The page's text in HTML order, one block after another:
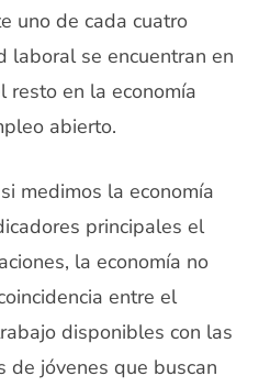
uno de cada cuatro
laboral se encuentran en
resto en la economía
abierto.
medimos la economía
principales el
la economía no
entre el
disponibles con las
de jóvenes que buscan